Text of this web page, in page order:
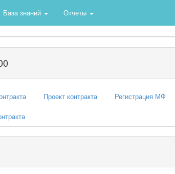
База знаний Отчеты
Проект контракта Регистрация МФ